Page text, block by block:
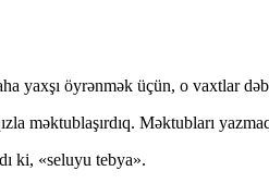
yaxşı öyrənmək üçün, o vaxtlar
məktublaşırdıq. Məktubları
ki, «seluyu tebya».